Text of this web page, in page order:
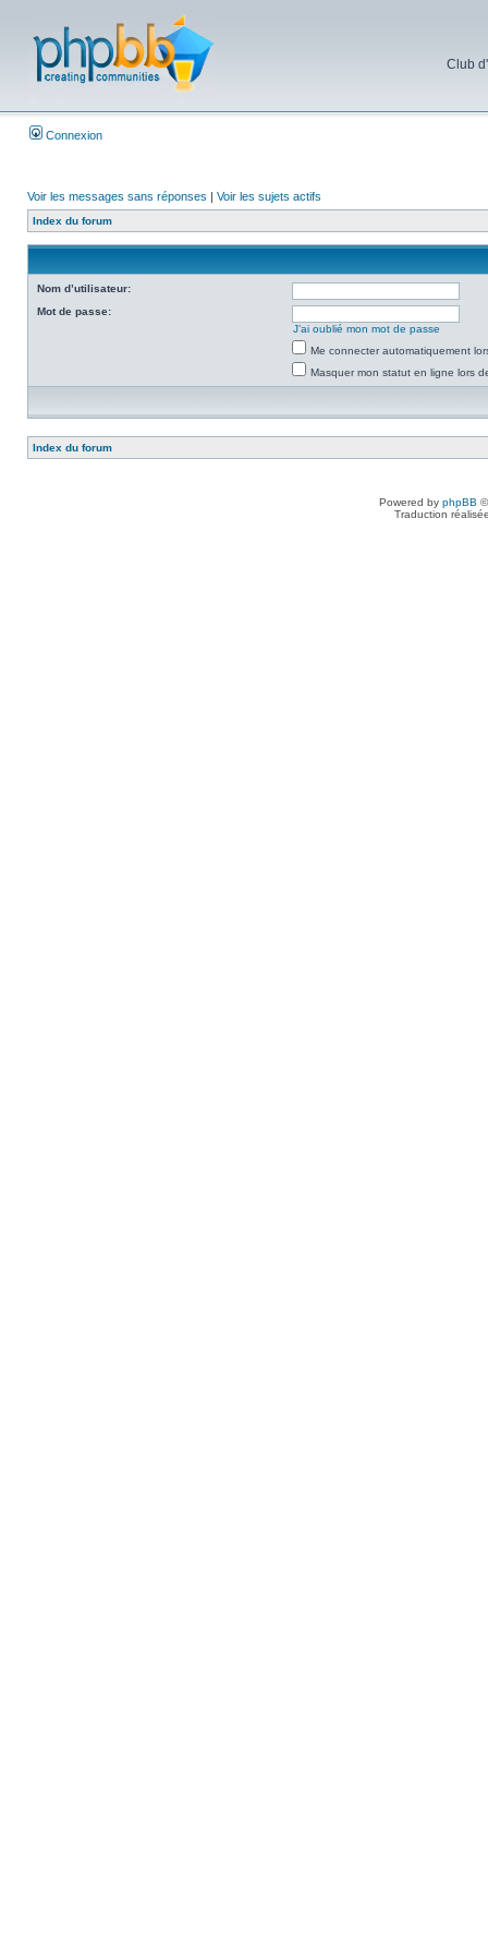
Club
Connexion
Voir les messages sans réponses | Voir les sujets actifs
Index du forum
Nom d’utilisateur:
Mot de passe:
J’ai oublié mon mot de passe
Me connecter automatiquement
Masquer mon statut en ligne lors
Index du forum
Powered by phpBB
Traduction